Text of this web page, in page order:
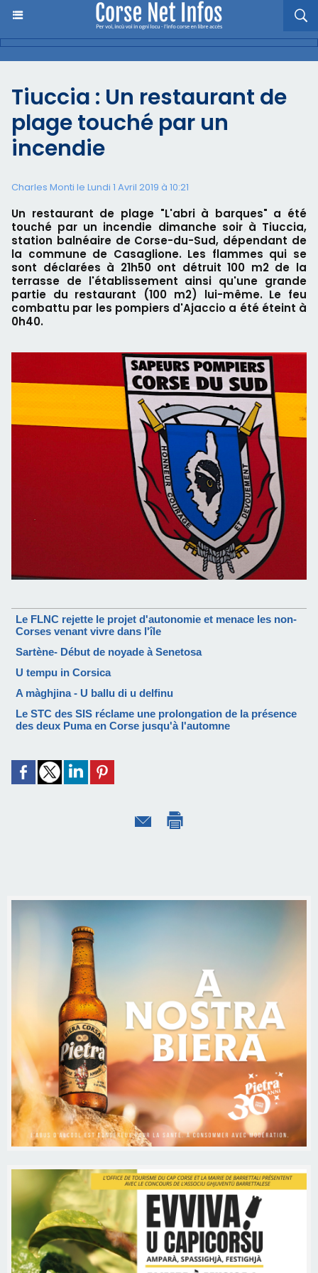
Tiuccia : Un restaurant de
plage touché par un
incendie
Charles Monti le Lundi 1 Avril 2019 à 10:21
Un restaurant de plage "L'abri à barques" a été
touché par un incendie dimanche soir à Tiuccia,
station balnéaire de Corse-du-Sud, dépendant de
la commune de Casaglione. Les flammes qui se
sont déclarées à 21h50 ont détruit 100 m2 de la
terrasse de l'établissement ainsi qu'une grande
partie du restaurant (100 m2) lui-même. Le feu
combattu par les pompiers d'Ajaccio a été éteint à
0h40.
Le FLNC rejette le projet d'autonomie et menace les non-
Corses venant vivre dans l'île
Sartène- Début de noyade à Senetosa
U tempu in Corsica
A màghjina - U ballu di u delfinu
Le STC des SIS réclame une prolongation de la présence
des deux Puma en Corse jusqu'à l'automne